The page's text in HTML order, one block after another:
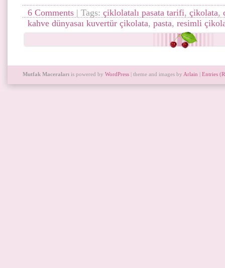
6 Comments | Tags: çiklolatalı pasata tarifi, çikolata,
kahve dünyasaı kuvertür çikolata, pasta, resimli
Mutfak Maceraları is powered by WordPress | theme and images by Arlain | Entries